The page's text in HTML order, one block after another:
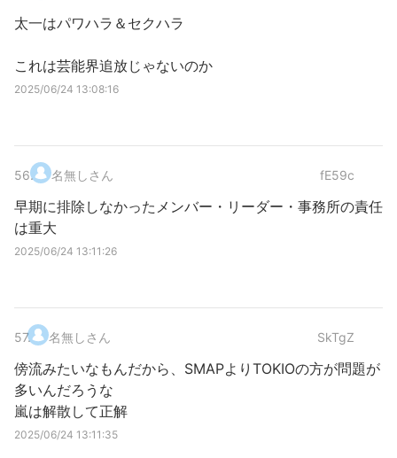
太一はパワハラ＆セクハラ
これは芸能界追放じゃないのか
2025/06/24 13:08:16
56. 名無しさん fE59c
早期に排除しなかったメンバー・リーダー・事務所の責任
は重大
2025/06/24 13:11:26
57. 名無しさん SkTgZ
傍流みたいなもんだから、SMAPよりTOKIOの方が問題が
多いんだろうな
嵐は解散して正解
2025/06/24 13:11:35